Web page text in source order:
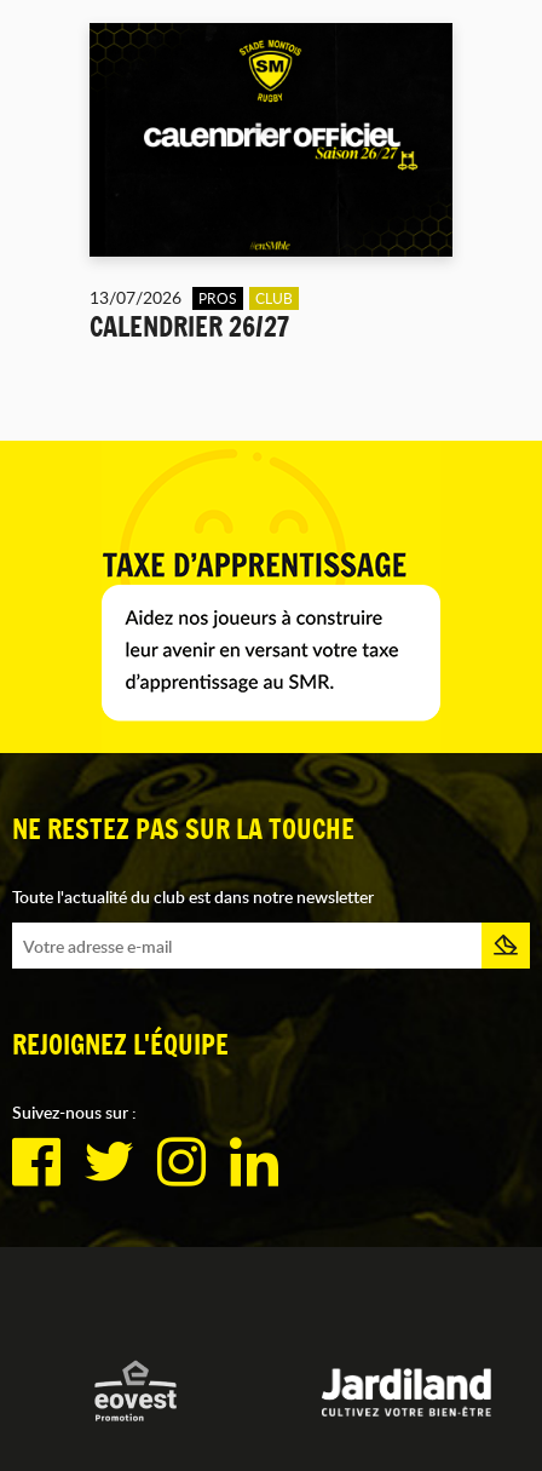
13/07/2026 PROS CLUB
CALENDRIER 26/27
NE RESTEZ PAS SUR LA TOUCHE
Toute l'actualité du club est dans notre newsletter
REJOIGNEZ L'ÉQUIPE
Suivez-nous sur :